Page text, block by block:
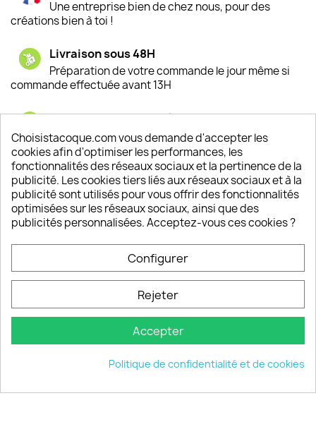
Une entreprise bien de chez nous, pour des
créations bien à toi !
Livraison sous 48H
Préparation de votre commande le jour même si
commande effectuée avant 13H
Satisfaction de nos clients
Depuis 2009, entre 92% et 94% de nos clients
sont satisfaits de nos produits
Un SAV à votre écoute
Notre SAV est disponible 6/7J de 10h à 18H
keyboard_arrow_down
© 2026 - choisistacoque.com
Choisistacoque.com vous demande d'accepter les
cookies afin d'optimiser les performances, les
fonctionnalités des réseaux sociaux et la pertinence de la
publicité. Les cookies tiers liés aux réseaux sociaux et à la
publicité sont utilisés pour vous offrir des fonctionnalités
optimisées sur les réseaux sociaux, ainsi que des
publicités personnalisées. Acceptez-vous ces cookies ?
Configurer
Rejeter
Accepter
Politique de confidentialité et de cookies